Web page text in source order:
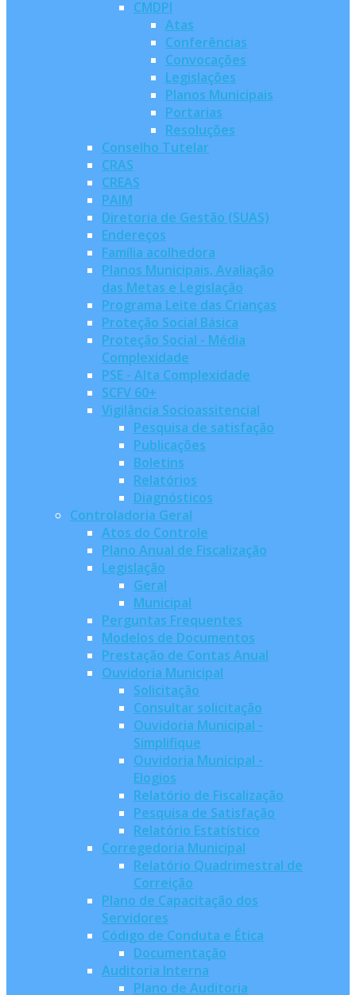
CMDPI
Atas
Conferências
Convocações
Legislações
Planos Municipais
Portarias
Resoluções
Conselho Tutelar
CRAS
CREAS
PAIM
Diretoria de Gestão (SUAS)
Endereços
Família acolhedora
Planos Municipais, Avaliação
das Metas e Legislação
Programa Leite das Crianças
Proteção Social Básica
Proteção Social - Média
Complexidade
PSE - Alta Complexidade
SCFV 60+
Vigilância Socioassitencial
Pesquisa de satisfação
Publicações
Boletins
Relatórios
Diagnósticos
Controladoria Geral
Atos do Controle
Plano Anual de Fiscalização
Legislação
Geral
Municipal
Perguntas Frequentes
Modelos de Documentos
Prestação de Contas Anual
Ouvidoria Municipal
Solicitação
Consultar solicitação
Ouvidoria Municipal -
Simplifique
Ouvidoria Municipal -
Elogios
Relatório de Fiscalização
Pesquisa de Satisfação
Relatório Estatístico
Corregedoria Municipal
Relatório Quadrimestral de
Correição
Plano de Capacitação dos
Servidores
Código de Conduta e Ética
Documentação
Auditoria Interna
Plano de Auditoria